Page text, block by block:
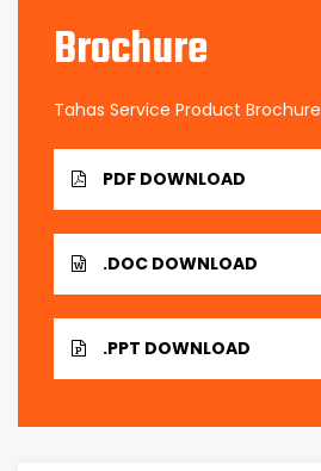
Brochure
Tahas Service Product Brochure
PDF DOWNLOAD
.DOC DOWNLOAD
.PPT DOWNLOAD